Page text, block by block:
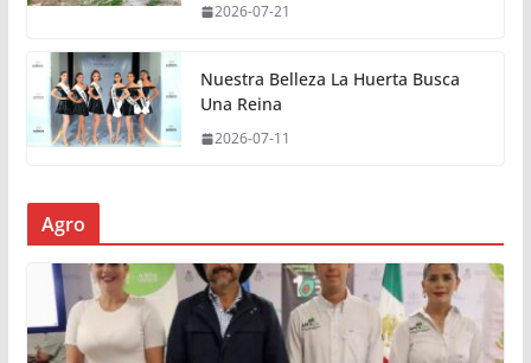
2026-07-21
Nuestra Belleza La Huerta Busca
Una Reina
2026-07-11
Agro